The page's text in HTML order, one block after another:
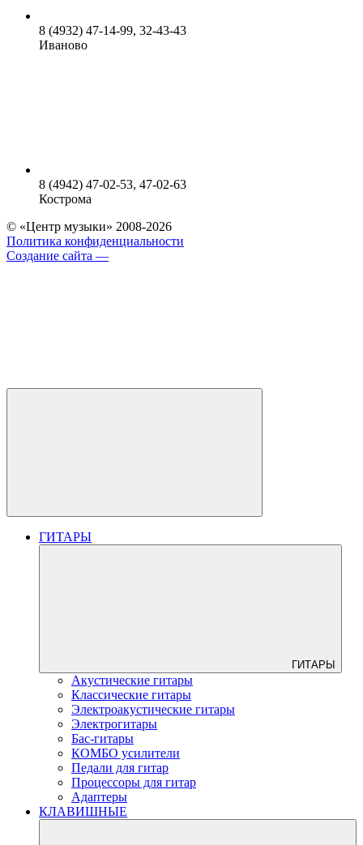
8 (4932) 47-14-99, 32-43-43
Иваново
8 (4942) 47-02-53, 47-02-63
Кострома
© «Центр музыки» 2008-2026
Политика конфиденциальности
Создание сайта —
ГИТАРЫ
ГИТАРЫ
Акустические гитары
Классические гитары
Электроакустические гитары
Электрогитары
Бас-гитары
КОМБО усилители
Педали для гитар
Процессоры для гитар
Адаптеры
КЛАВИШНЫЕ